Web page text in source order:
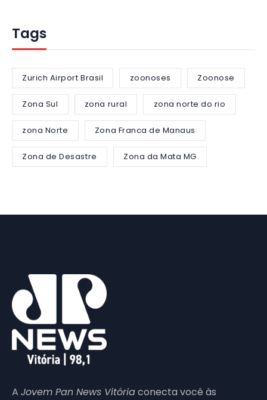
Tags
Zurich Airport Brasil zoonoses Zoonose
Zona Sul zona rural zona norte do rio
zona Norte Zona Franca de Manaus
Zona de Desastre Zona da Mata MG
A Jovem Pan News Vitóriaconecta você às